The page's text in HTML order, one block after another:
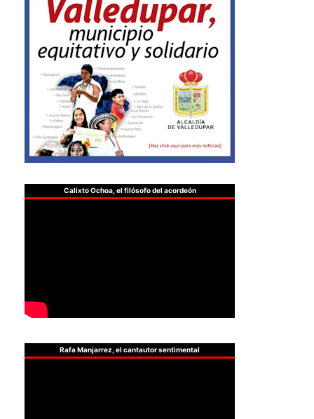
Calixto Ochoa, el filósofo del acordeón
Rafa Manjarrez, el cantautor sentimental